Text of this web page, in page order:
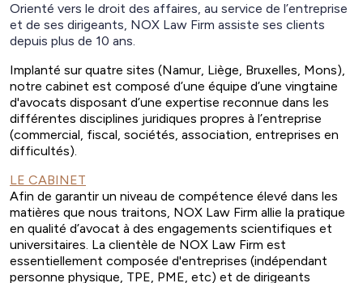
Orienté vers le droit des affaires, au service de l’entreprise
et de ses dirigeants, NOX Law Firm assiste ses clients
depuis plus de 10 ans.
Implanté sur quatre sites (Namur, Liège, Bruxelles, Mons),
notre cabinet est composé d’une équipe d’une vingtaine
d'avocats disposant d’une expertise reconnue dans les
différentes disciplines juridiques propres à l’entreprise
(commercial, fiscal, sociétés, association, entreprises en
difficultés).
LE CABINET
Afin de garantir un niveau de compétence élevé dans les
matières que nous traitons, NOX Law Firm allie la pratique
en qualité d’avocat à des engagements scientifiques et
universitaires. La clientèle de NOX Law Firm est
essentiellement composée d'entreprises (indépendant
personne physique, TPE, PME, etc) et de dirigeants